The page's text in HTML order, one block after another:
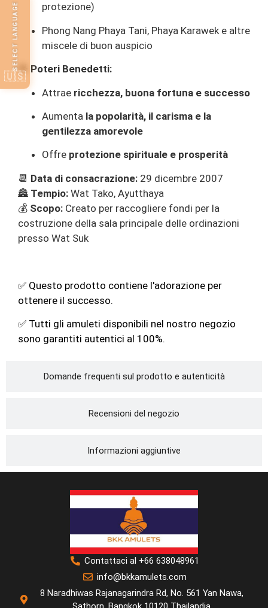
Domande frequenti sul prodotto e autenticità
Recensioni del negozio
Informazioni aggiuntive
protezione)
Phong Nang Phaya Tani, Phaya Karawek e altre
miscele di buon auspicio
🌟 Poteri Benedetti:
Attrae ricchezza, buona fortuna e successo
Aumenta la popolarità, il carisma e la
gentilezza amorevole
Offre protezione spirituale e prosperità
📆 Data di consacrazione: 29 dicembre 2007
🏯 Tempio: Wat Tako, Ayutthaya
💰 Scopo: Creato per raccogliere fondi per la
costruzione della sala principale delle ordinazioni
presso Wat Suk
✅ Questo prodotto contiene l'adorazione per
ottenere il successo.
✅ Tutti gli amuleti disponibili nel nostro negozio
sono garantiti autentici al 100%.
Contattaci al +66 638048961
info@bkkamulets.com
8 Naradhiwas Rajanagarindra Rd, No. 561 Yan Nawa,
SELECT LANGUAGE
🇺🇸